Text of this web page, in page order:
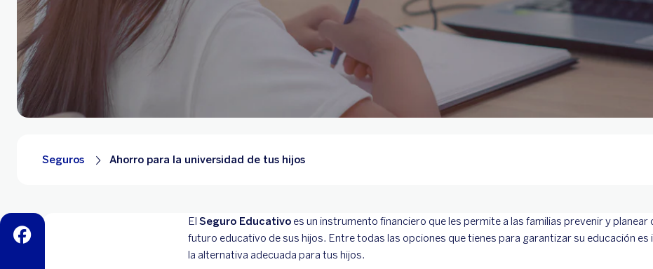
facebook
Seguros Ahorro para la universidad de tus hijos
El Seguro Educativo es un instrumento financiero que les permite a las familias prevenir y planear
futuro educativo de sus hijos. Entre todas las opciones que tienes para garantizar su educación es
la alternativa adecuada para tus hijos.